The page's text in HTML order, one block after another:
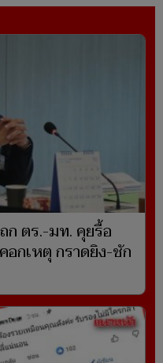
ก ตร.-มท. คุยรื้อ
กเหตุ กราดยิง-ชัก